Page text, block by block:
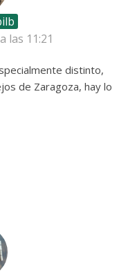
las 11:21
distinto,
de Zaragoza, hay lo